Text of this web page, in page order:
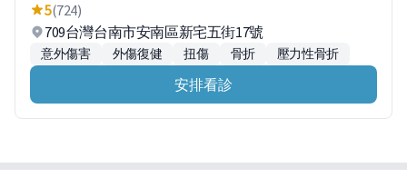
5(724)
709台灣台南市安南區新宅五街17號
意外傷害 外傷復健 扭傷 骨折 壓力性骨折
安排看診